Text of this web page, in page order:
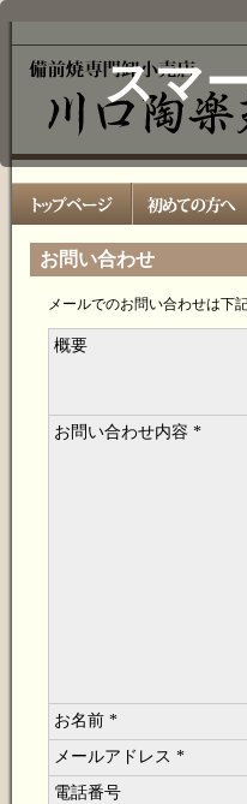
スマ
お問い合わせ
メールでのお問い合わせは下
概要
お問い合わせ内容 *
お名前 *
メールアドレス *
電話番号